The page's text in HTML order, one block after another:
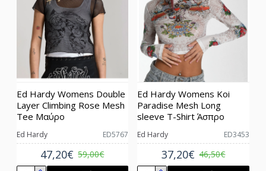
Ed Hardy ED5767
Ed Hardy Womens Double
Layer Climbing Rose Mesh
Tee Μαύρο
47,20€ 59,00€
Ed Hardy ED3453
Ed Hardy Womens Koi
Paradise Mesh Long
sleeve T-Shirt Άσπρο
37,20€ 46,50€